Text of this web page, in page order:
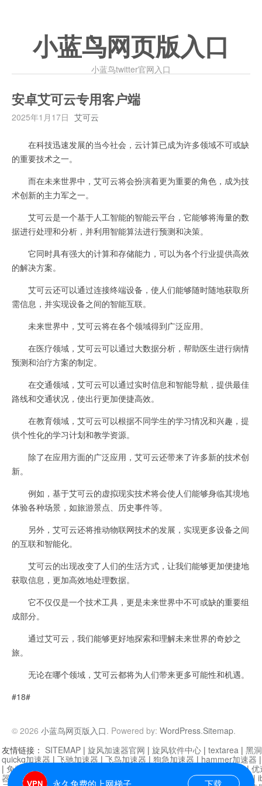
小蓝鸟网页版入口
小蓝鸟twitter官网入口
安卓艾可云专用客户端
2025年1月17日 艾可云
在科技迅速发展的当今社会，云计算已成为许多领域不可或缺
的重要技术之一。
而在未来世界中，艾可云将会扮演着更为重要的角色，成为技
术创新的主力军之一。
艾可云是一个基于人工智能的智能云平台，它能够将海量的数
据进行处理和分析，并利用智能算法进行预测和决策。
它同时具有强大的计算和存储能力，可以为各个行业提供高效
的解决方案。
艾可云还可以通过连接终端设备，使人们能够随时随地获取所
需信息，并实现设备之间的智能互联。
未来世界中，艾可云将在各个领域得到广泛应用。
在医疗领域，艾可云可以通过大数据分析，帮助医生进行病情
预测和治疗方案的制定。
在交通领域，艾可云可以通过实时信息和智能导航，提供最佳
路线和交通状况，使出行更加便捷高效。
在教育领域，艾可云可以根据不同学生的学习情况和兴趣，提
供个性化的学习计划和教学资源。
除了在应用方面的广泛应用，艾可云还带来了许多新的技术创
新。
例如，基于艾可云的虚拟现实技术将会使人们能够身临其境地
体验各种场景，如旅游景点、历史事件等。
另外，艾可云还将推动物联网技术的发展，实现更多设备之间
的互联和智能化。
艾可云的出现改变了人们的生活方式，让我们能够更加便捷地
获取信息，更加高效地处理数据。
它不仅仅是一个技术工具，更是未来世界中不可或缺的重要组
成部分。
通过艾可云，我们能够更好地探索和理解未来世界的奇妙之
旅。
无论在哪个领域，艾可云都将为人们带来更多可能性和机遇。
#18#
© 2026 小蓝鸟网页版入口. Powered by: WordPress.Sitemap.
永久免费的上网梯子 下载
友情链接： SITEMAP | 旋风加速器官网 | 旋风软件中心 | textarea | 黑
quickq加速器 | 飞驰加速器 | 飞鸟加速器 | 狗急加速器 | hammer加速器
| 免费vqn加速外网 迷雾通|优
器| 快柠檬加速器 |黑洞加速 |falemon 快橙加速器|anycast加速器 |